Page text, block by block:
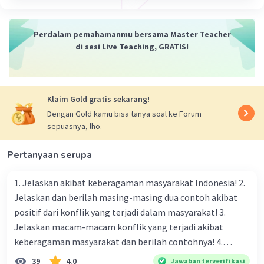
Perdalam pemahamanmu bersama Master Teacher
di sesi Live Teaching, GRATIS!
Klaim Gold gratis sekarang!
Dengan Gold kamu bisa tanya soal ke Forum
sepuasnya, lho.
Pertanyaan serupa
1. Jelaskan akibat keberagaman masyarakat Indonesia! 2.
Jelaskan dan berilah masing-masing dua contoh akibat
positif dari konflik yang terjadi dalam masyarakat! 3.
Jelaskan macam-macam konflik yang terjadi akibat
keberagaman masyarakat dan berilah contohnya! 4.
Mengapa dalam masyarakat yang memiliki keberagaman
39 4.0 Jawaban terverifikasi